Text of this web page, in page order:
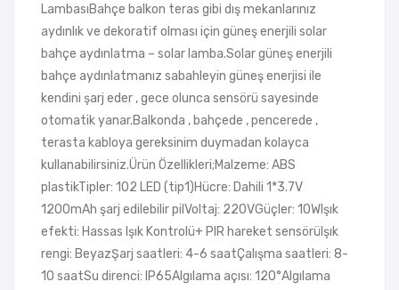
LambasıBahçe balkon teras gibi dış mekanlarınız
aydınlık ve dekoratif olması için güneş enerjili solar
bahçe aydınlatma – solar lamba.Solar güneş enerjili
bahçe aydınlatmanız sabahleyin güneş enerjisi ile
kendini şarj eder , gece olunca sensörü sayesinde
otomatik yanar.Balkonda , bahçede , pencerede ,
terasta kabloya gereksinim duymadan kolayca
kullanabilirsiniz.Ürün Özellikleri;Malzeme: ABS
plastikTipler: 102 LED (tip1)Hücre: Dahili 1*3.7V
1200mAh şarj edilebilir pilVoltaj: 220VGüçler: 10WIşık
efekti: Hassas Işık Kontrolü+ PIR hareket sensörüIşık
rengi: BeyazŞarj saatleri: 4-6 saatÇalışma saatleri: 8-
10 saatSu direnci: IP65Algılama açısı: 120°Algılama